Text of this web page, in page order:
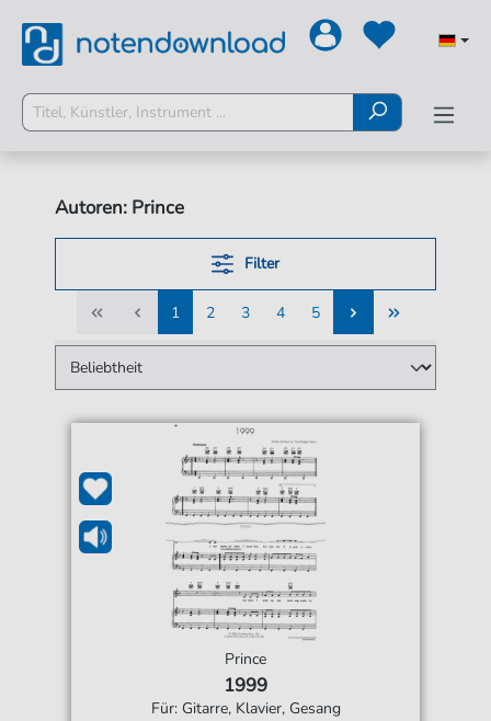
Autoren: Prince
Filter
1
1
2
2
3
3
4
4
5
5
Prince
1999
Für: Gitarre, Klavier, Gesang